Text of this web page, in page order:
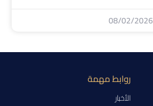
08/02/2026
روابط مهمة
الأخبار